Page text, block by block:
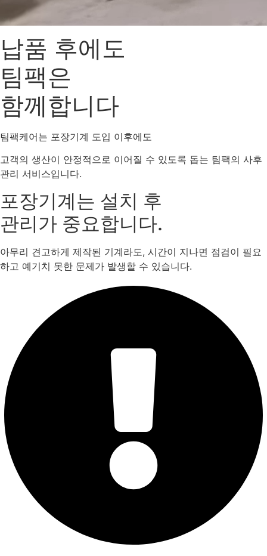
납품 후에도
팀팩은
함께합니다
팀팩케어는 포장기계 도입 이후에도
고객의 생산이 안정적으로 이어질 수 있도록 돕는 팀팩의 사후
관리 서비스입니다.
포장기계는 설치 후
관리가 중요합니다.
아무리 견고하게 제작된 기계라도, 시간이 지나면 점검이 필요
하고 예기치 못한 문제가 발생할 수 있습니다.